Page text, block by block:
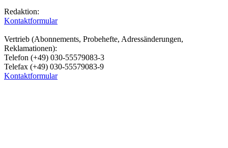
Redaktion:
Kontaktformular
Vertrieb (Abonnements, Probehefte, Adressänderungen,
Reklamationen):
Telefon (+49) 030-55579083-3
Telefax (+49) 030-55579083-9
Kontaktformular